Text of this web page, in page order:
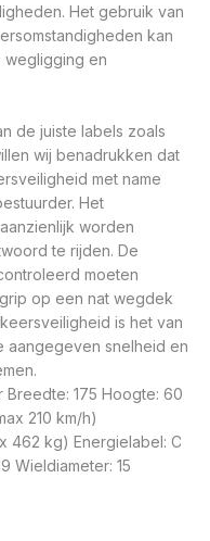
Het gebruik van
kan
wegligging en
de juiste labels zoals
wij benadrukken dat
met name
Het
worden
te rijden. De
moeten
op een nat wegdek
is het van
aangegeven snelheid en
Breedte: 175 Hoogte: 60
210 km/h)
462 kg) Energielabel: C
Wieldiameter: 15